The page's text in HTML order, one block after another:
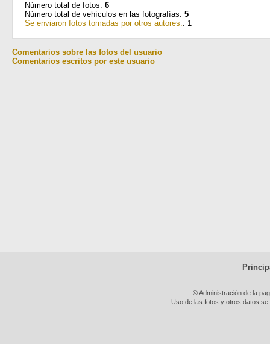
Número total de fotos: 6
Número total de vehículos en las fotografías: 5
Se enviaron fotos tomadas por otros autores.: 1
Comentarios sobre las fotos del usuario
Comentarios escritos por este usuario
© Administración de la
Uso de las fotos y otros datos